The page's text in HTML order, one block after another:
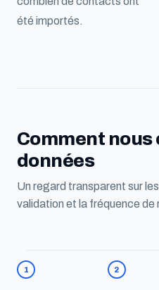
été importés.
Comment
données
Un regard transparent sur
validation et la fréquence de
1 2